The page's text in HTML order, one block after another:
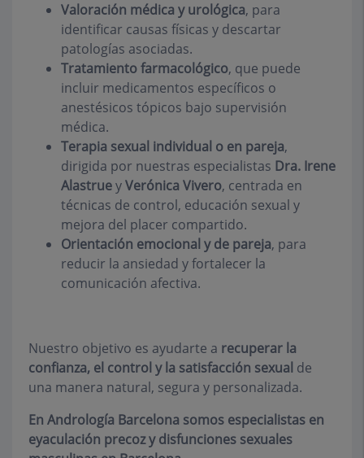
Valoración médica y urológica, para
identificar causas físicas y descartar
patologías asociadas.
Tratamiento farmacológico, que puede
incluir medicamentos específicos o
anestésicos tópicos bajo supervisión
médica.
Terapia sexual individual o en pareja,
dirigida por nuestras especialistas Dra. Irene
AlastrueyVerónica Vivero, centrada en
técnicas de control, educación sexual y
mejora del placer compartido.
Orientación emocional y de pareja, para
reducir la ansiedad y fortalecer la
comunicación afectiva.
Nuestro objetivo es ayudarte a recuperar la
confianza, el control y la satisfacción sexual de
una manera natural, segura y personalizada.
En Andrología Barcelona somos especialistas en
eyaculación precoz y disfunciones sexuales